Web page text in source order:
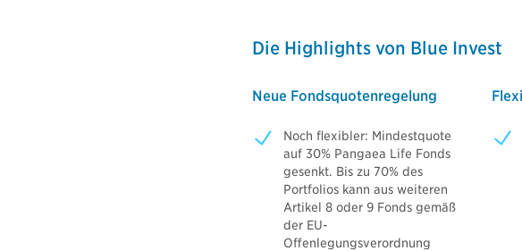
Die Highlights von Blue Invest
Neue Fondsquotenregelung
Noch flexibler: Mindestquote
auf 30% Pangaea Life Fonds
gesenkt. Bis zu 70% des
Portfolios kann aus weiteren
Artikel 8 oder 9 Fonds gemäß
der EU-
Offenlegungsverordnung